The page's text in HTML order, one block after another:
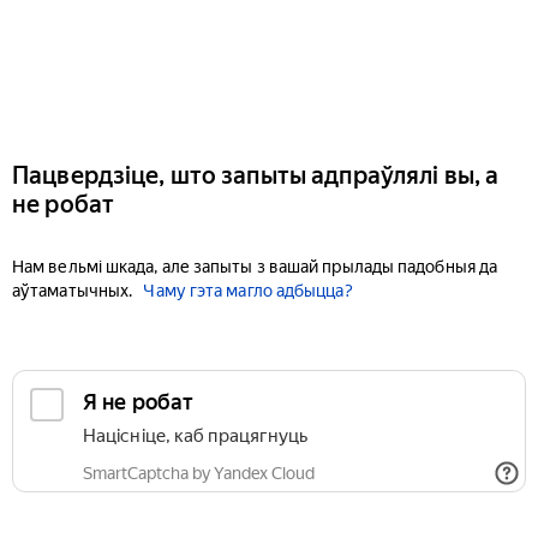
Пацвердзіце, што запыты адпраўлялі вы, а
не робат
Нам вельмі шкада, але запыты з вашай прылады падобныя да
аўтаматычных.
Чаму гэта магло адбыцца?
Я не робат
Націсніце, каб працягнуць
SmartCaptcha by Yandex Cloud